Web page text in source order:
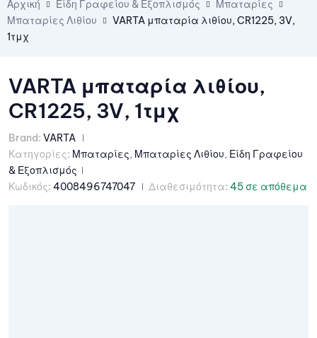
Αρχική Είδη Γραφείου & Εξοπλισμός
Μπαταρίες
Μπαταρίες Λιθίου
VARTA μπαταρία λιθίου, CR1225, 3V,
1τμχ
VARTA μπαταρία λιθίου,
CR1225, 3V, 1τμχ
Brand: VARTA
Κατηγορίες: Μπαταρίες, Μπαταρίες Λιθίου, Είδη Γραφείου
& Εξοπλισμός
Κωδικός: 4008496747047 Διαθεσιμότητα: 45 σε απόθεμα